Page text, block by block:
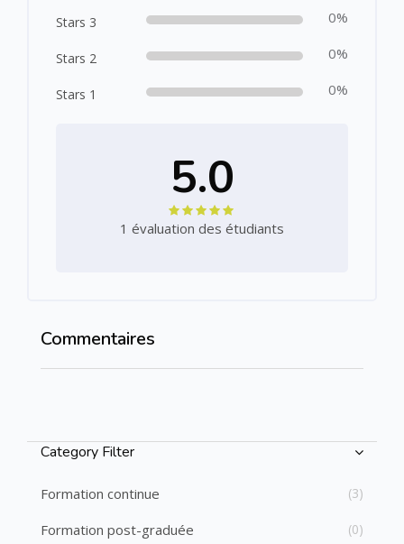
Stars 3 0%
Stars 2 0%
Stars 1 0%
5.0
1 évaluation des étudiants
Passer Commentaires
Commentaires
Passer [Cocoon] Course Categories List
Category Filter
Formation continue (3)
Formation post-graduée (0)